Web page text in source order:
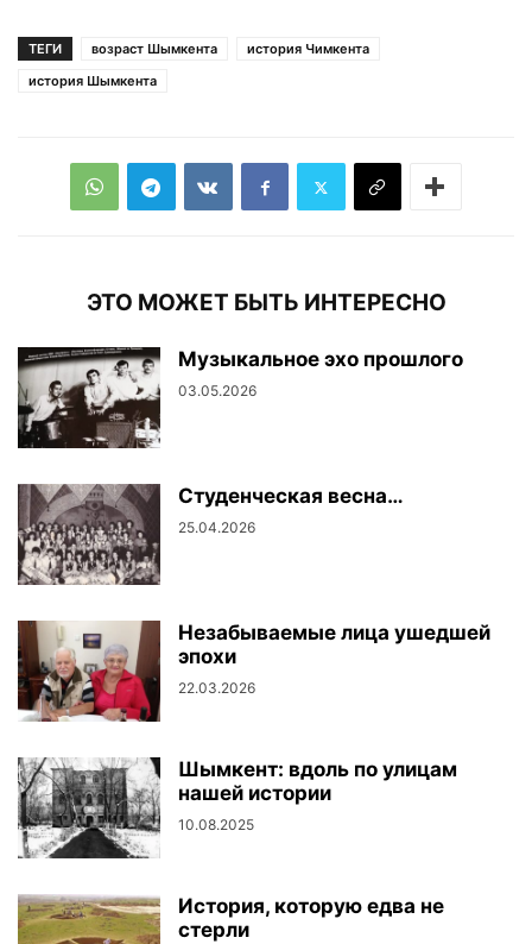
ТЕГИ возраст Шымкента
история Чимкента
история Шымкента
ЭТО МОЖЕТ БЫТЬ ИНТЕРЕСНО
Музыкальное эхо прошлого
03.05.2026
Студенческая весна…
25.04.2026
Незабываемые лица ушедшей
эпохи
22.03.2026
Шымкент: вдоль по улицам
нашей истории
10.08.2025
История, которую едва не
стерли